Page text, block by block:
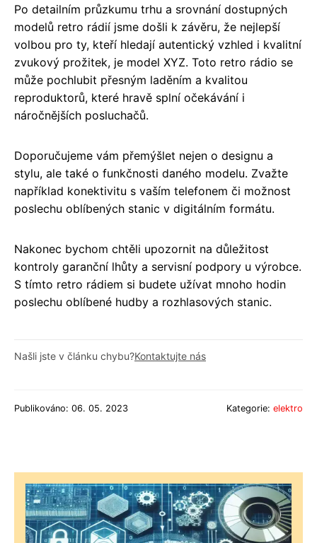
Po detailním průzkumu trhu a srovnání dostupných
modelů retro rádií jsme došli k závěru, že nejlepší
volbou pro ty, kteří hledají autentický vzhled i kvalitní
zvukový prožitek, je model XYZ. Toto retro rádio se
může pochlubit přesným laděním a kvalitou
reproduktorů, které hravě splní očekávání i
náročnějších posluchačů.
Doporučujeme vám přemýšlet nejen o designu a
stylu, ale také o funkčnosti daného modelu. Zvažte
například konektivitu s vaším telefonem či možnost
poslechu oblíbených stanic v digitálním formátu.
Nakonec bychom chtěli upozornit na důležitost
kontroly garanční lhůty a servisní podpory u výrobce.
S tímto retro rádiem si budete užívat mnoho hodin
poslechu oblíbené hudby a rozhlasových stanic.
Našli jste v článku chybu?Kontaktujte nás
Publikováno: 06. 05. 2023 Kategorie: elektro